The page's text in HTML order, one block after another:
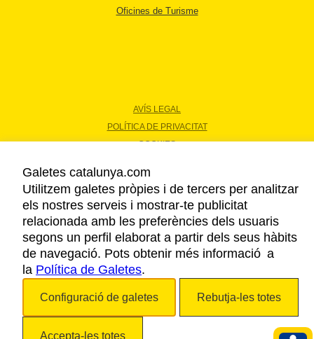
Oficines de Turisme
AVÍS LEGAL
POLÍTICA DE PRIVACITAT
COOKIES
Copyright © 2026. Agència Catalana de Turisme. Tots els drets reservats.
Galetes catalunya.com
Utilitzem galetes pròpies i de tercers per analitzar
els nostres serveis i mostrar-te publicitat
relacionada amb les preferències dels usuaris
segons un perfil elaborat a partir dels seus hàbits
de navegació. Pots obtenir més informació a
la Política de Galetes.
Configuració de galetes Rebutja-les totes
Accepta-les totes